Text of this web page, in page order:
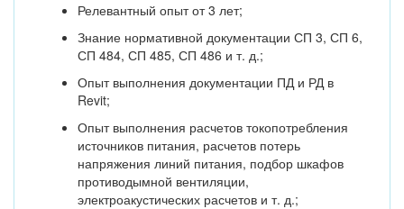
Релевантный опыт от 3 лет;
Знание нормативной документации СП 3, СП 6,
СП 484, СП 485, СП 486 и т. д.;
Опыт выполнения документации ПД и РД в
Revit;
Опыт выполнения расчетов токопотребления
источников питания, расчетов потерь
напряжения линий питания, подбор шкафов
противодымной вентиляции,
электроакустических расчетов и т. д.;